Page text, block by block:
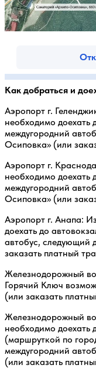
Как добраться и
Аэропорт г.
необходимо доехать
междугородний
Осиповка» (или
Аэропорт г.
необходимо доехать
междугородний
Осиповка» (или
Аэропорт г. Анапа:
доехать до
автобус, следующий
заказать платный
Железнодорожный
Горячий Ключ
(или заказать
Железнодорожный
необходимо доехать
(маршруткой по
междугородний
(или заказать